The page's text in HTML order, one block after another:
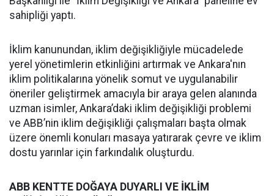
sahipliği yaptı.
İklim kanunundan, iklim değişikliğiyle mücadelede
yerel yönetimlerin etkinliğini artırmak ve Ankara'nın
iklim politikalarına yönelik somut ve uygulanabilir
öneriler geliştirmek amacıyla bir araya gelen alanında
uzman isimler, Ankara’daki iklim değişikliği problemi
ve ABB’nin iklim değişikliği çalışmaları başta olmak
üzere önemli konuları masaya yatırarak çevre ve iklim
dostu yarınlar için farkındalık oluşturdu.
ABB KENTTE DOĞAYA DUYARLI VE İKLİM